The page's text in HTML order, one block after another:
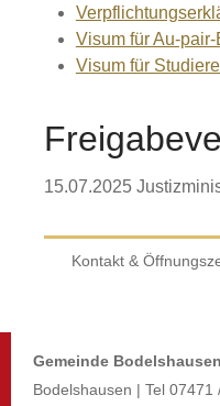
Visum für Au-
Visum für
15.07.2025
Kontakt &
Gemeinde Bodelshausen
Bodelshausen | Tel